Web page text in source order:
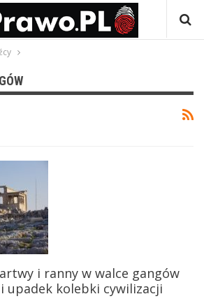
i ranny w walce gangów
upadek kolebki cywilizacji